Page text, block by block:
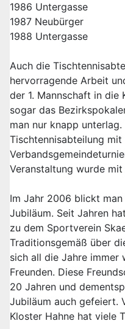
1986 Untergasse
1987 Neubürger
1988 Untergasse
Auch die
hervorragende Arbeit
der 1. Mannschaft in die
sogar das
man nur knapp
Tischtennisabteilung
Veranstaltung wurde
Im Jahr 2006 blickt
Jubiläum. Seit Jahren
zu dem Sportverein
Traditionsgemäß über
sich all die Jahre immer
Freunden. Diese
20 Jahren und
Jubiläum auch gefeiert.
Kloster Hahne hat viele